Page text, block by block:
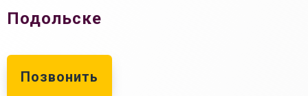
Подольске
Позвонить